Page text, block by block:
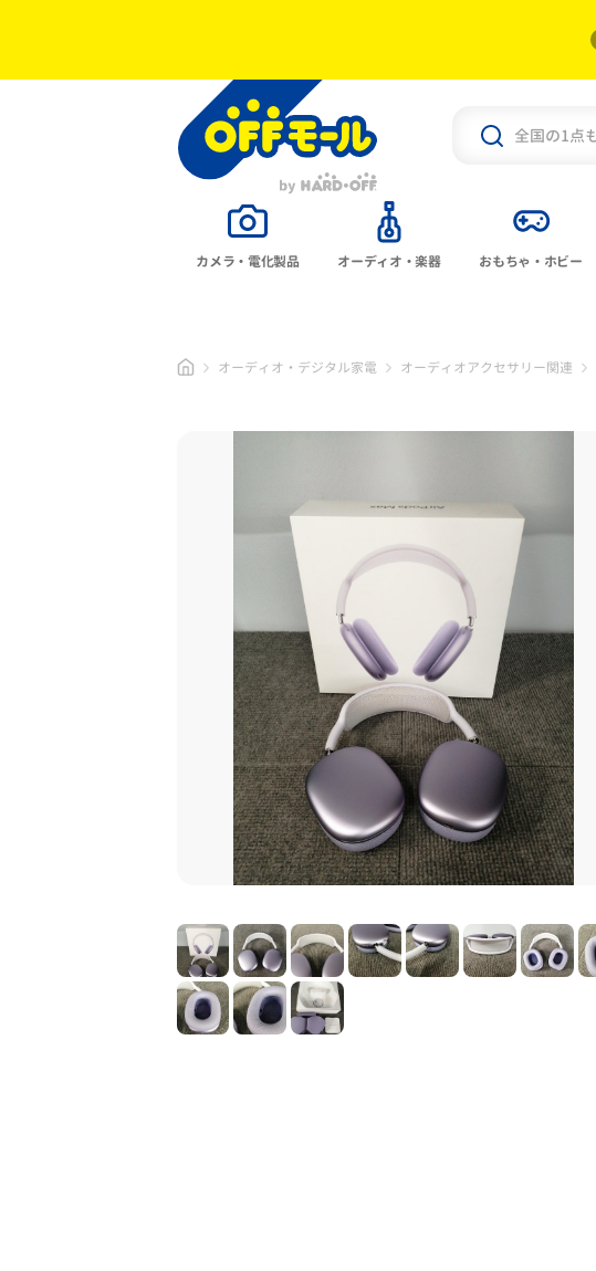
カメラ・電化製品 オーディオ・楽器 おもちゃ・ホビー
オーディオ・デジタル家電 オーディオアクセサリー関連